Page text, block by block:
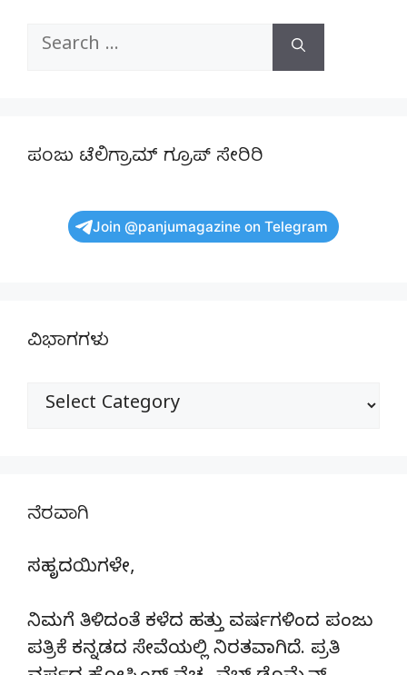
Search
ಪಂಜು ಟೆಲಿಗ್ರಾಮ್ ಗ್ರೂಪ್ ಸೇರಿರಿ
Join @panjumagazine on Telegram
ವಿಭಾಗಗಳು
ವಿಭಾಗಗಳು
ನೆರವಾಗಿ
ಸಹೃದಯಿಗಳೇ,
ನಿಮಗೆ ತಿಳಿದಂತೆ ಕಳೆದ ಹತ್ತು ವರ್ಷಗಳಿಂದ ಪಂಜು
ಪತ್ರಿಕೆ ಕನ್ನಡದ ಸೇವೆಯಲ್ಲಿ ನಿರತವಾಗಿದೆ. ಪ್ರತಿ